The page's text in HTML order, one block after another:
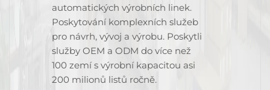
automatických výrobních linek.
Poskytování komplexních služeb
pro návrh, vývoj a výrobu. Poskytli
služby OEM a ODM do více než
100 zemí s výrobní kapacitou asi
200 milionů listů ročně.